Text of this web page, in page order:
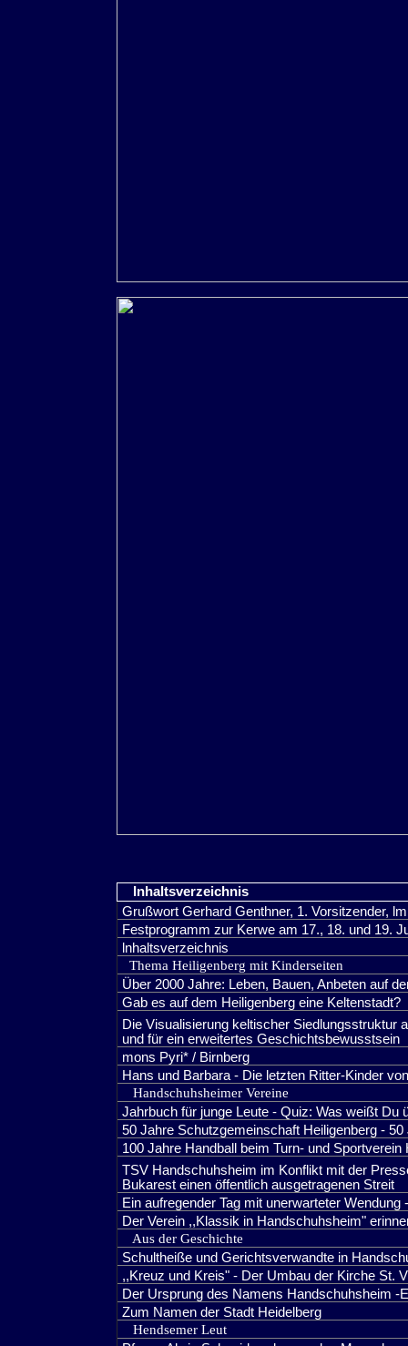
Inhaltsverzeichnis
Grußwort Gerhard Genthner, 1. Vorsitzender,
Festprogramm zur Kerwe am 17., 18. und 19.
lnhaltsverzeichnis
Thema Heiligenberg mit Kinderseiten
Über 2000 Jahre: Leben, Bauen, Anbeten auf
Gab es auf dem Heiligenberg eine Keltenstadt?
Die Visualisierung keltischer Siedlungsstruktur
und für ein erweitertes Geschichtsbewusstsein
mons Pyri* / Birnberg
Hans und Barbara - Die letzten Ritter-Kinder
Handschuhsheimer Vereine
Jahrbuch für junge Leute - Quiz: Was weißt Du
50 Jahre Schutzgemeinschaft Heiligenberg -
100 Jahre Handball beim Turn- und
TSV Handschuhsheim im Konflikt mit der
Bukarest einen öffentlich ausgetragenen Streit
Ein aufregender Tag mit unerwarteter
Der Verein ,,Klassik in Handschuhsheim"
Aus der Geschichte
Schultheiße und Gerichtsverwandte in
,,Kreuz und Kreis" - Der Umbau der Kirche St.
Der Ursprung des Namens Handschuhsheim -
Zum Namen der Stadt Heidelberg
Hendsemer Leut